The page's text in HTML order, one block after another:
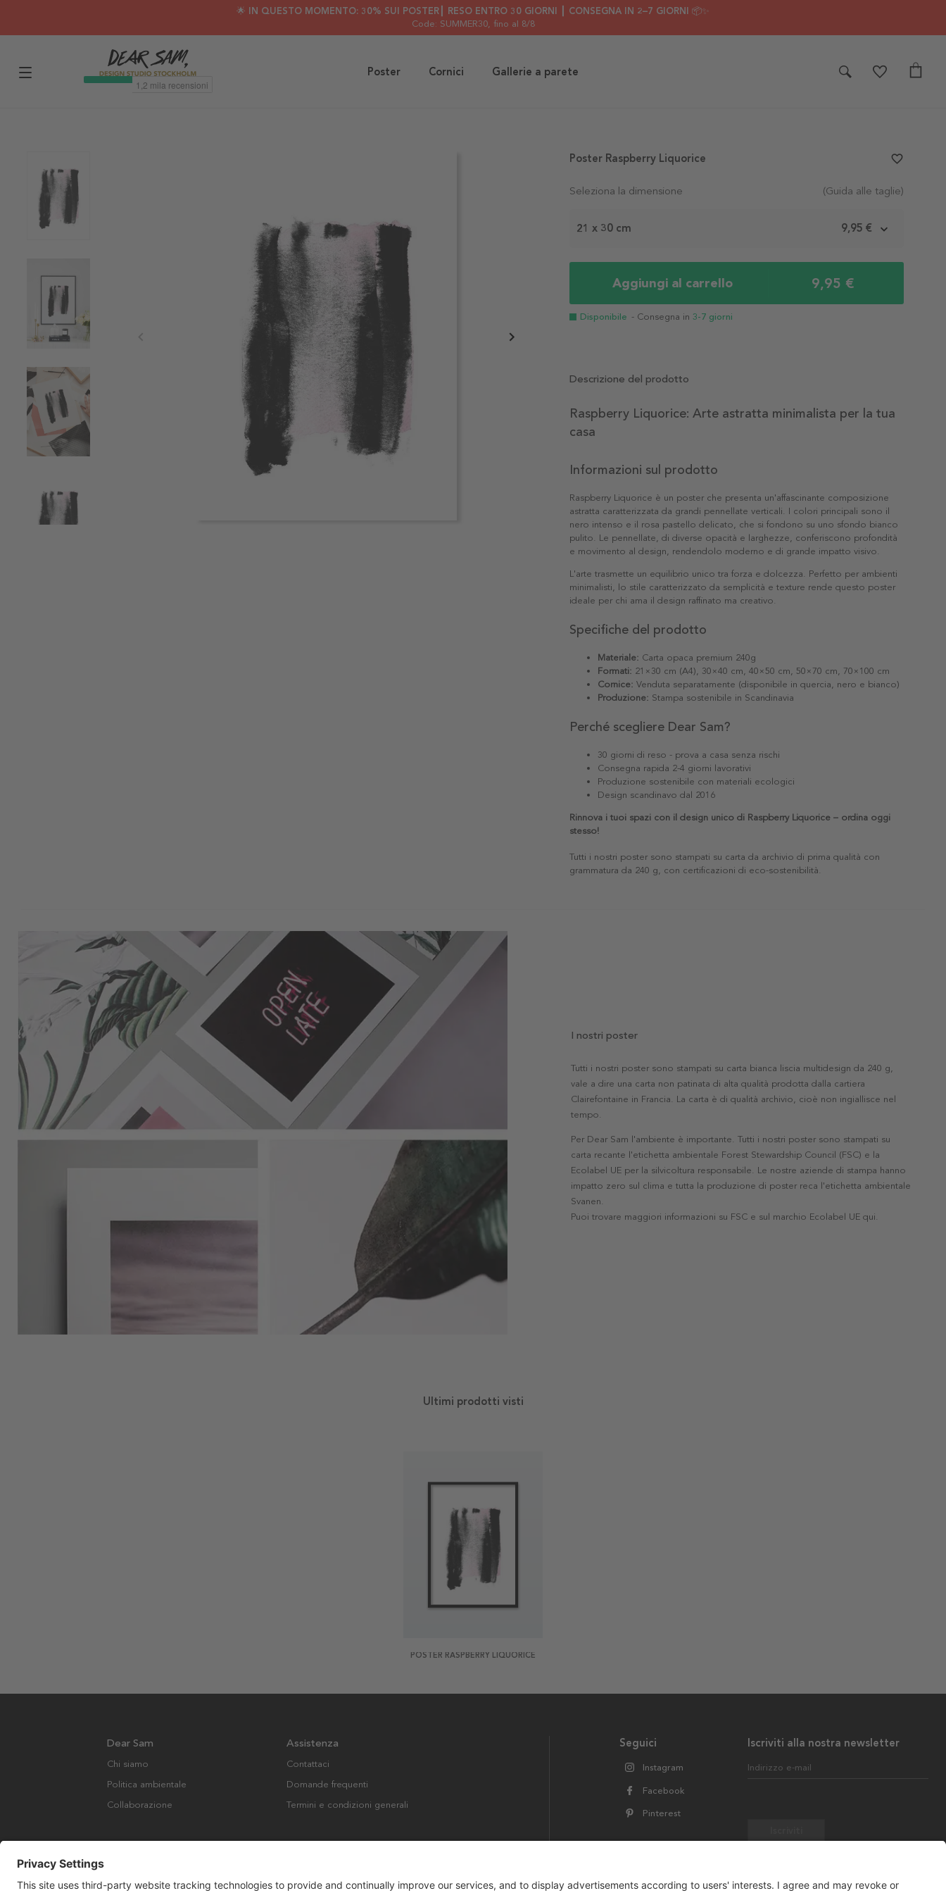
🌟 IN QUESTO MOMENTO: 30% SUI POSTER┃ RESO ENTRO 30 GIORNI ┃ CONSEGNA IN 2–7 GIORNI 📦✨
Code: SUMMER30, fino al 8/8
Poster Cornici Gallerie a parete
Seleziona la dimensione (Guida alle taglie)
21 x 30 cm 9,95 €
Aggiungi al carrello 9,95 €
Disponibile - Consegna in 3-7 giorni
Poster Raspberry Liquorice favorite_border
Descrizione del prodotto
Raspberry Liquorice: Arte astratta minimalista per la tua
casa
Informazioni sul prodotto
Raspberry Liquorice è un poster che presenta un'affascinante composizione
astratta caratterizzata da grandi pennellate verticali. I colori principali sono il
nero intenso e il rosa pastello delicato, che si fondono su uno sfondo bianco
pulito. Le pennellate, di diverse opacità e larghezze, conferiscono profondità
e movimento al design, rendendolo moderno e di grande impatto visivo.
L'arte trasmette un equilibrio unico tra forza e dolcezza. Perfetto per ambienti
minimalisti, lo stile caratterizzato da semplicità e texture rende questo poster
ideale per chi ama il design raffinato ma creativo.
Specifiche del prodotto
Materiale: Carta opaca premium 240g
Formati: 21×30 cm (A4), 30×40 cm, 40×50 cm, 50×70 cm, 70×100 cm
Cornice: Venduta separatamente (disponibile in quercia, nero e bianco)
Produzione: Stampa sostenibile in Scandinavia
Perché scegliere Dear Sam?
30 giorni di reso - prova a casa senza rischi
Consegna rapida 2-4 giorni lavorativi
Produzione sostenibile con materiali ecologici
Design scandinavo dal 2016
Rinnova i tuoi spazi con il design unico di Raspberry Liquorice – ordina oggi
stesso!
Tutti i nostri poster sono stampati su carta da archivio di prima qualità con
grammatura da 240 g, con certificazioni di eco-sostenibilità.
I nostri poster
Tutti i nostri poster sono stampati su carta bianca liscia multidesign da 240 g,
vale a dire una carta non patinata di alta qualità prodotta dalla cartiera
Clairefontaine in Francia. La carta è di qualità archivio, cioè non ingiallisce nel
tempo.
Per Dear Sam l'ambiente è importante. Tutti i nostri poster sono stampati su
carta recante l'etichetta ambientale Forest Stewardship Council (FSC) e la
Ecolabel UE per la silvicoltura responsabile. Le nostre aziende di stampa hanno
impatto zero sul clima e tutta la produzione di poster reca l'etichetta ambientale
Svanen.
Puoi trovare maggiori informazioni su FSC e sul marchio Ecolabel UE qui.
Ultimi prodotti visti
POSTER RASPBERRY LIQUORICE
Iscriviti alla nostra newsletter
Indirizzo e-mail
Seguici
Instagram
Facebook
Pinterest
Dear Sam
Chi siamo
Politica ambientale
Collaborazione
Assistenza
Contattaci
Domande frequenti
Termini e condizioni generali